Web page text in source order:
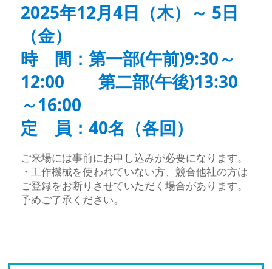
2025年12月4日（木）～ 5日
（金）
時 間：第一部(午前)9:30～
12:00 第二部(午後)13:30
～16:00
定 員：40名（各回）
ご来場には事前にお申し込みが必要になります。
・工作機械を使われていない方、競合他社の方は
ご登録をお断りさせていただく場合があります。
予めご了承ください。